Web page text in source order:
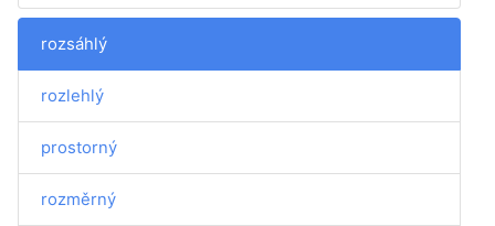
rozsáhlý
rozlehlý
prostorný
rozměrný